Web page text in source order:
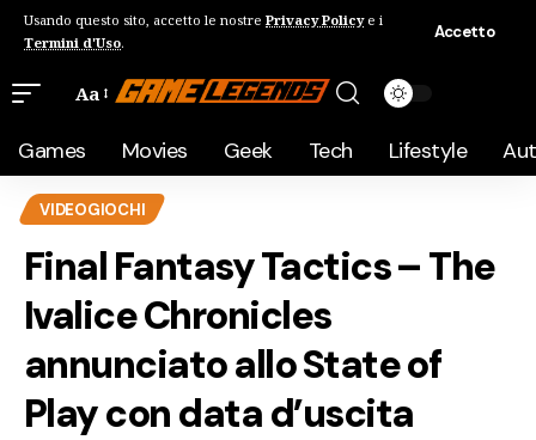
Usando questo sito, accetto le nostre Privacy Policye i
Termini d'Uso.
Accetto
Aa
Games Movies Geek Tech Lifestyle
VIDEOGIOCHI
Final Fantasy Tactics – The
Ivalice Chronicles
annunciato allo State of
Play con data d’uscita